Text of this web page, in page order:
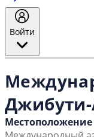
Войти
Местоположение